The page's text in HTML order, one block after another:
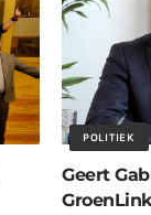
POLITIEK
Geert